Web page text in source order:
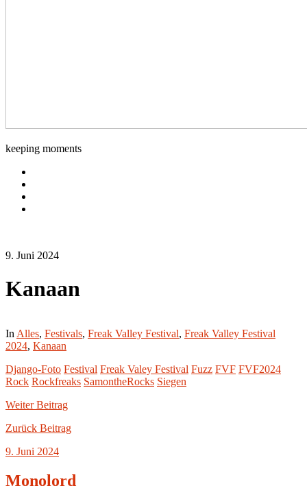
Foto
keeping moments
9. Juni 2024
Kanaan
In Alles, Festivals, Freak Valley Festival, Freak Valley Festival
2024, Kanaan
Django-Foto Festival Freak Valey Festival Fuzz FVF FVF2024
Rock Rockfreaks SamontheRocks Siegen
WeiterBeitrag
Zurück Beitrag
9. Juni 2024
Monolord